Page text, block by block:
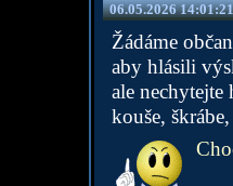
06.05.2026 14:01:21
Žádáme
aby hlásili
ale nechytejte
kouše,